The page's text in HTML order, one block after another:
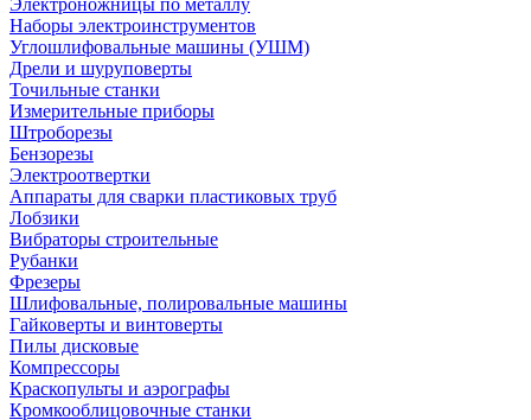
Электроножницы по металлу
Наборы электроинструментов
Углошлифовальные машины (УШМ)
Дрели и шуруповерты
Точильные станки
Измерительные приборы
Штроборезы
Бензорезы
Электроотвертки
Аппараты для сварки пластиковых труб
Лобзики
Вибраторы строительные
Рубанки
Фрезеры
Шлифовальные, полировальные машины
Гайковерты и винтоверты
Пилы дисковые
Компрессоры
Краскопульты и аэрографы
Кромкооблицовочные станки